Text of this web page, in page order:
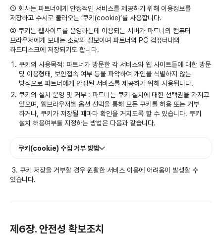
① 회사는 파트너에게 안정적인 서비스를 제공하기 위해 이용정보를
저장하고 수시로 불러오는 ‘쿠키(cookie)’를 사용합니다.
② 쿠키는 웹사이트를 운영하는데 이용되는 서버가 파트너의 컴퓨터
브라우저에게 보내는 소량의 정보이며 파트너의 PC 컴퓨터내의
하드디스크에 저장되기도 합니다.
쿠키의 사용목적: 파트너가 방문한 각 서비스와 웹 사이트들에 대한 방문
및 이용형태, 보안접속 여부 등을 파악하여 개인을 식별하지 않는
방식으로 파트너에게 안정된 서비스를 제공하기 위해 사용됩니다.
쿠키의 설치 운영 및 거부 : 파트너는 쿠키 설치에 대한 선택권을 가지고
있으며, 웹브라우저별 옵션 선택을 통해 모든 쿠키를 허용 또는 거부
하거나, 쿠키가 저장될 때마다 확인을 거치도록 할 수 있습니다. 쿠키
설치 허용여부를 지정하는 방법은 다음과 같습니다.
쿠키(cookie) 수집 거부 방법
3. 쿠키 저장을 거부할 경우 원활한 서비스 이용에 어려움이 발생할 수
있습니다.
제6장. 안전성 확보조치